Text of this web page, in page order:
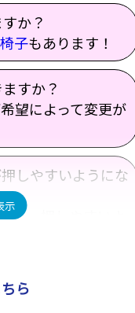
か？
子もあります！
すか？
望によって変更が
しやすいようにな
で、押しやすいよ
できますか？
にレンタルできま
ら